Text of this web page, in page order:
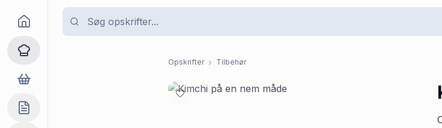
Goma
Opskrifter
Dagligvarer
Indkøbslisten
Opskrifter Tilbehør